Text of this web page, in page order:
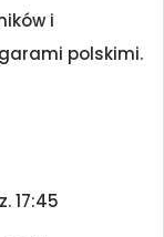
i
polskimi.
17:45